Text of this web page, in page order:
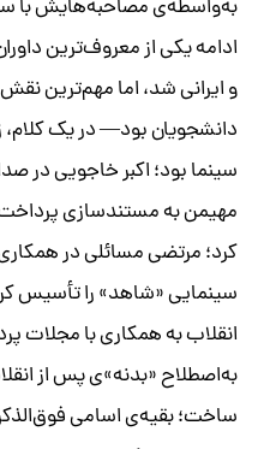
به‌واسطه‌ی مصاحبه‌هایش با
ادامه یکی از معروف‌ترین
و ایرانی شد، اما مهم‌ترین
دانشجویان بود—در یک
سینما بود؛ اکبر خاجویی در
مهیمن به مستندسازی
کرد؛ مرتضی مسائلی در
سینمایی «شاهد» را تأسیس
انقلاب به همکاری با مجلات
به‌اصطلاح «بدنه»ی پس از
ساخت؛ بقیه‌ی اسامی